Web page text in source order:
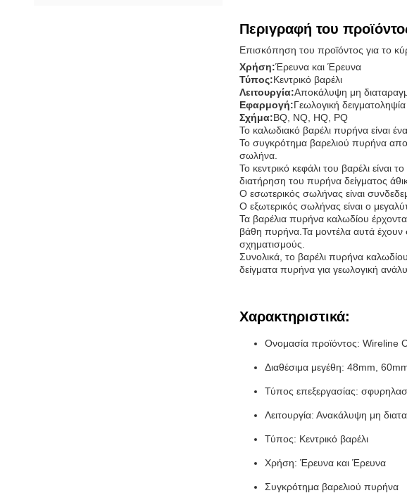
Περιγραφή του
Επισκόπηση του προϊόντος για το
Χρήση:Έρευνα και Έρευνα
Τύπος:Κεντρικό βαρέλι
Λειτουργία:Αποκάλυψη μη
Εφαρμογή:Γεωλογική
Σχήμα:BQ, NQ, HQ, PQ
Το καλωδιακό βαρέλι πυρήνα είναι
Το συγκρότημα βαρελιού πυρήνα
σωλήνα.
Το κεντρικό κεφάλι του βαρέλι
διατήρηση του πυρήνα δείγματος
Ο εσωτερικός σωλήνας είναι
Ο εξωτερικός σωλήνας είναι ο
Τα βαρέλια πυρήνα καλωδίου
βάθη πυρήνα.Τα μοντέλα αυτά έχουν
σχηματισμούς.
Συνολικά, το βαρέλι πυρήνα
δείγματα πυρήνα για γεωλογική
Χαρακτηριστικά:
Ονομασία προϊόντος: Wireline
Διαθέσιμα μεγέθη: 48mm,
Τύπος επεξεργασίας:
Λειτουργία: Ανακάλυψη μη
Τύπος: Κεντρικό βαρέλι
Χρήση: Έρευνα και Έρευνα
Συγκρότημα βαρελιού πυρήνα